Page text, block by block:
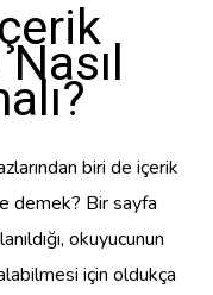
biri de içerik
demek? Bir sayfa
okuyucunun
için oldukça